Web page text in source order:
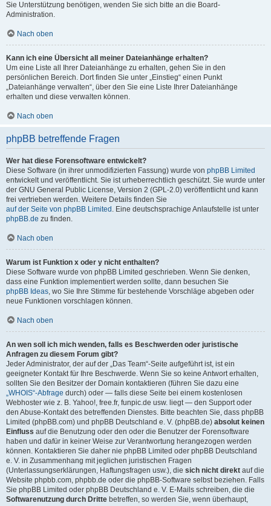
Sie Unterstützung benötigen, wenden Sie sich bitte an die Board-
Administration.
Nach oben
Kann ich eine Übersicht all meiner Dateianhänge erhalten?
Um eine Liste all Ihrer Dateianhänge zu erhalten, gehen Sie in den
persönlichen Bereich. Dort finden Sie unter „Einstieg“ einen Punkt
„Dateianhänge verwalten“, über den Sie eine Liste Ihrer Dateianhänge
erhalten und diese verwalten können.
Nach oben
phpBB betreffende Fragen
Wer hat diese Forensoftware entwickelt?
Diese Software (in ihrer unmodifizierten Fassung) wurde von phpBB Limited
entwickelt und veröffentlicht. Sie ist urheberrechtlich geschützt. Sie wurde unter
der GNU General Public License, Version 2 (GPL-2.0) veröffentlicht und kann
frei vertrieben werden. Weitere Details finden Sie
auf der Seite von phpBB Limited . Eine deutschsprachige Anlaufstelle ist unter
phpBB.de zu finden.
Nach oben
Warum ist Funktion x oder y nicht enthalten?
Diese Software wurde von phpBB Limited geschrieben. Wenn Sie denken,
dass eine Funktion implementiert werden sollte, dann besuchen Sie
phpBB Ideas, wo Sie Ihre Stimme für bestehende Vorschläge abgeben oder
neue Funktionen vorschlagen können.
Nach oben
An wen soll ich mich wenden, falls es Beschwerden oder juristische
Anfragen zu diesem Forum gibt?
Jeder Administrator, der auf der „Das Team“-Seite aufgeführt ist, ist ein
geeigneter Kontakt für Ihre Beschwerde. Wenn Sie so keine Antwort erhalten,
sollten Sie den Besitzer der Domain kontaktieren (führen Sie dazu eine
„WHOIS“-Abfrage durch) oder — falls diese Seite bei einem kostenlosen
Webhoster wie z. B. Yahoo!, free.fr, funpic.de usw. liegt — den Support oder
den Abuse-Kontakt des betreffenden Dienstes. Bitte beachten Sie, dass phpBB
Limited (phpBB.com) und phpBB Deutschland e. V. (phpBB.de) absolut keinen
Einfluss auf die Benutzung oder den oder die Benutzer der Forensoftware
haben und dafür in keiner Weise zur Verantwortung herangezogen werden
können. Kontaktieren Sie daher nie phpBB Limited oder phpBB Deutschland
e. V. in Zusammenhang mit jeglichen juristischen Fragen
(Unterlassungserklärungen, Haftungsfragen usw.), die sich nicht direkt auf die
Website phpbb.com, phpbb.de oder die phpBB-Software selbst beziehen. Falls
Sie phpBB Limited oder phpBB Deutschland e. V. E-Mails schreiben, die die
Softwarenutzung durch Dritte betreffen, so werden Sie, wenn überhaupt,